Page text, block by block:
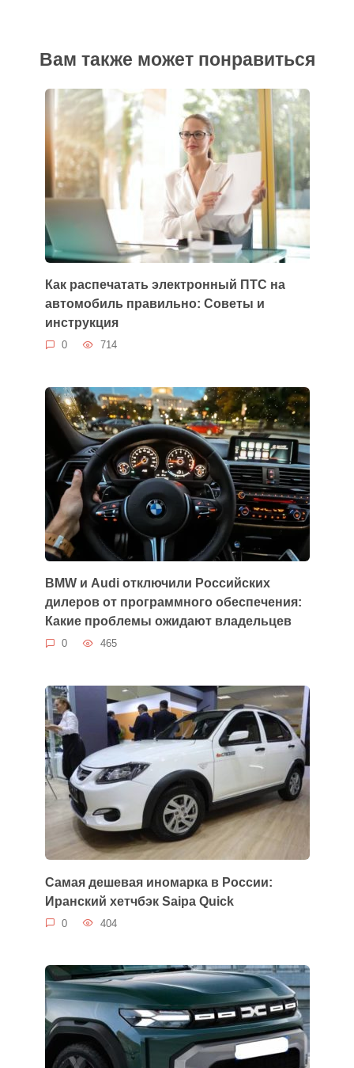
Вам также может понравиться
Как распечатать электронный ПТС на
автомобиль правильно: Советы и
инструкция
0 714
BMW и Audi отключили Российских
дилеров от программного обеспечения:
Какие проблемы ожидают владельцев
0 465
Самая дешевая иномарка в России:
Иранский хетчбэк Saipa Quick
0 404